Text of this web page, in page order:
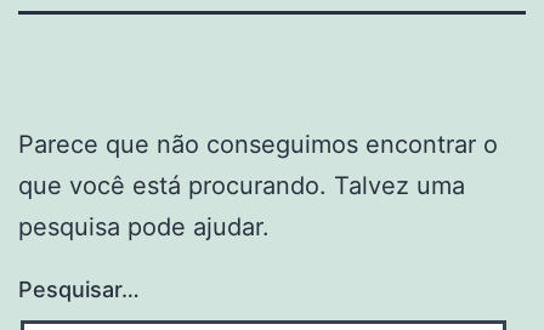
Parece que não conseguimos encontrar o
que você está procurando. Talvez uma
pesquisa pode ajudar.
Pesquisar…